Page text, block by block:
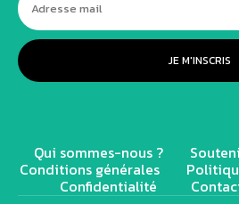
JE M'INSCRIS
Qui sommes-nous ?
Conditions générales
Confidentialité